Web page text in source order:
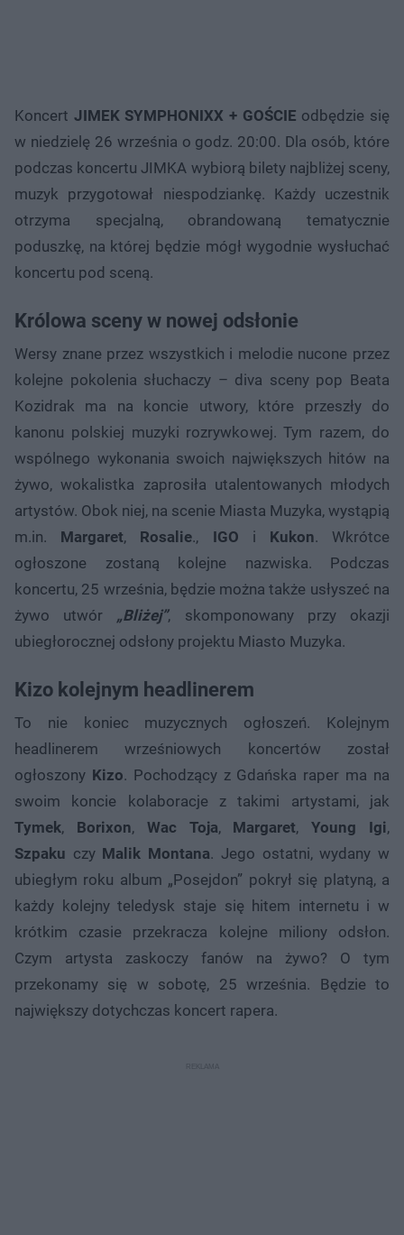
Koncert JIMEK SYMPHONIXX + GOŚCIE odbędzie się
w niedzielę 26 września o godz. 20:00. Dla osób, które
podczas koncertu JIMKA wybiorą bilety najbliżej sceny,
muzyk przygotował niespodziankę. Każdy uczestnik
otrzyma specjalną, obrandowaną tematycznie
poduszkę, na której będzie mógł wygodnie wysłuchać
koncertu pod sceną.
Królowa sceny w nowej odsłonie
Wersy znane przez wszystkich i melodie nucone przez
kolejne pokolenia słuchaczy – diva sceny pop Beata
Kozidrak ma na koncie utwory, które przeszły do
kanonu polskiej muzyki rozrywkowej. Tym razem, do
wspólnego wykonania swoich największych hitów na
żywo, wokalistka zaprosiła utalentowanych młodych
artystów. Obok niej, na scenie Miasta Muzyka, wystąpią
m.in. Margaret, Rosalie., IGO i Kukon. Wkrótce
ogłoszone zostaną kolejne nazwiska. Podczas
koncertu, 25 września, będzie można także usłyszeć na
żywo utwór „Bliżej”, skomponowany przy okazji
ubiegłorocznej odsłony projektu Miasto Muzyka.
Kizo kolejnym headlinerem
To nie koniec muzycznych ogłoszeń. Kolejnym
headlinerem wrześniowych koncertów został
ogłoszony Kizo. Pochodzący z Gdańska raper ma na
swoim koncie kolaboracje z takimi artystami, jak
Tymek, Borixon, Wac Toja, Margaret,Young Igi,
Szpaku czy Malik Montana. Jego ostatni, wydany w
ubiegłym roku album „Posejdon” pokrył się platyną, a
każdy kolejny teledysk staje się hitem internetu i w
krótkim czasie przekracza kolejne miliony odsłon.
Czym artysta zaskoczy fanów na żywo? O tym
przekonamy się w sobotę, 25 września. Będzie to
największy dotychczas koncert rapera.